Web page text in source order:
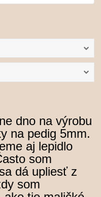
dno na výrobu
na pedig 5mm.
aj lepidlo
som
dá upliesť z
som